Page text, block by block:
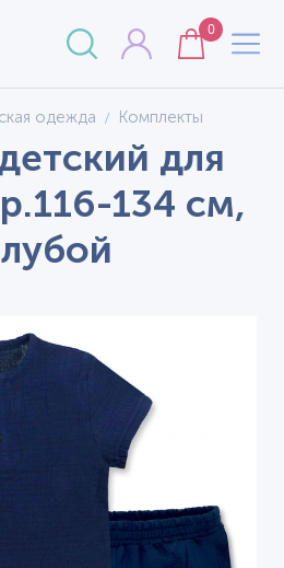
0
одежда Комплекты
для
134 см,